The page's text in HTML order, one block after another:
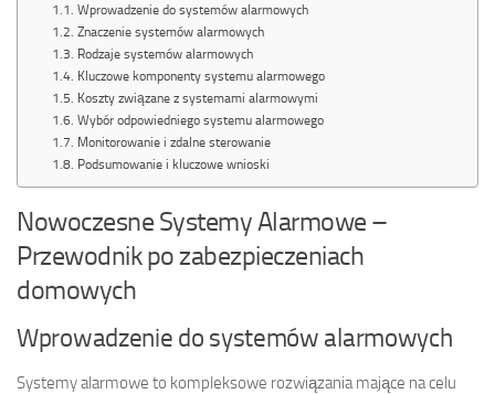
Wprowadzenie do systemów alarmowych
Znaczenie systemów alarmowych
Rodzaje systemów alarmowych
Kluczowe komponenty systemu alarmowego
Koszty związane z systemami alarmowymi
Wybór odpowiedniego systemu alarmowego
Monitorowanie i zdalne sterowanie
Podsumowanie i kluczowe wnioski
Nowoczesne Systemy Alarmowe –
Przewodnik po zabezpieczeniach
domowych
Wprowadzenie do systemów alarmowych
Systemy alarmowe to kompleksowe rozwiązania mające na celu